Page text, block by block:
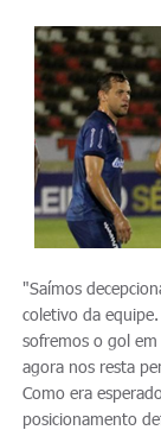
"Saímos
coletivo da
sofremos o gol
agora nos resta
Como era
posicionamento